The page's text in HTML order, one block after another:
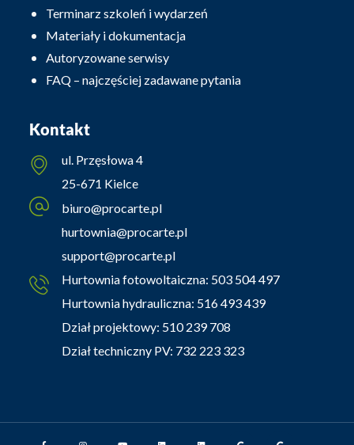
Terminarz szkoleń i wydarzeń
Materiały i dokumentacja
Autoryzowane serwisy
FAQ – najczęściej zadawane pytania
Kontakt
ul. Przęsłowa 4
25-671 Kielce
biuro@procarte.pl
hurtownia@procarte.pl
support@procarte.pl
Hurtownia fotowoltaiczna: 503 504 497
Hurtownia hydrauliczna: 516 493 439
Dział projektowy: 510 239 708
Dział techniczny PV: 732 223 323